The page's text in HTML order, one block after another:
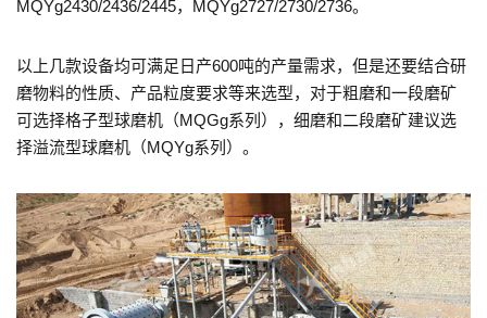
MQYg2430/2436/2445，MQYg2727/2730/2736。
以上几款设备均可满足日产600吨的产量需求，但是还要结合研
磨物料的性质、产品粒度要求等来选型，对于粗磨和一段磨矿
可选择格子型球磨机（MQGg系列），细磨和二段磨矿建议选
择溢流型球磨机（MQYg系列）。